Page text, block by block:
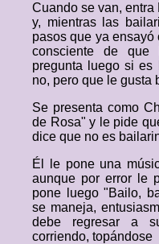
Cuando se van, entra
y, mientras las
pasos que ya
consciente de
pregunta luego si
no, pero que le gusta
Se presenta como
de Rosa" y le pide
dice que no es
Él le pone una
aunque por error le
pone luego "Bailo,
se maneja,
debe regresar a
corriendo, topándose